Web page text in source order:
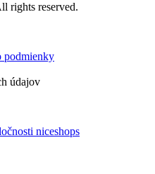
rights reserved.
podmienky
údajov
niceshops